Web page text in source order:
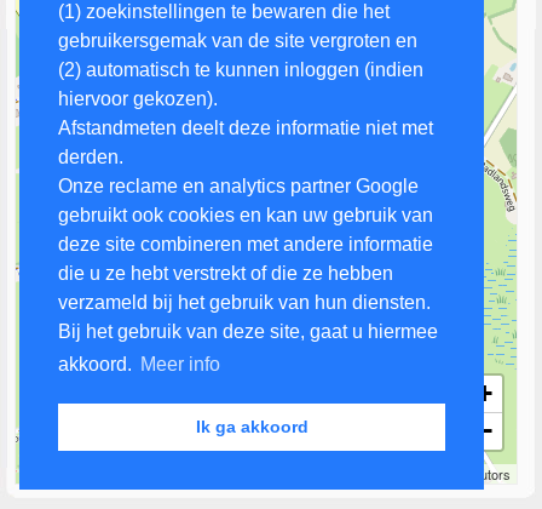
(1) zoekinstellingen te bewaren die het
gebruikersgemak van de site vergroten en
(2) automatisch te kunnen inloggen (indien
hiervoor gekozen).
Afstandmeten deelt deze informatie niet met
derden.
Onze reclame en analytics partner Google
gebruikt ook cookies en kan uw gebruik van
deze site combineren met andere informatie
die u ze hebt verstrekt of die ze hebben
verzameld bij het gebruik van hun diensten.
Bij het gebruik van deze site, gaat u hiermee
akkoord. Meer info
Ik ga akkoord
+
−
contributors